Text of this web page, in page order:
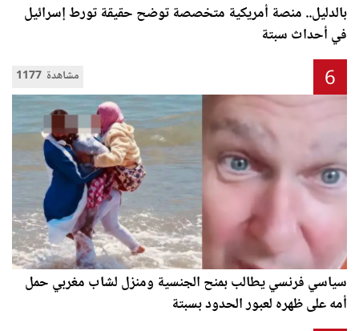
بالدليل.. منصة أمريكية متخصصة توضح حقيقة تورط إسرائيل
في أحداث سبتة
1177 مشاهدة 6
سياسي فرنسي يطالب بمنح الجنسية ومنزل لشاب مغربي حمل
أمه على ظهره لعبور الحدود بسبتة